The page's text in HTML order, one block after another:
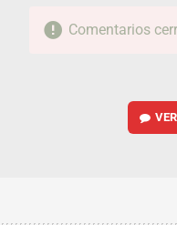
Comentarios